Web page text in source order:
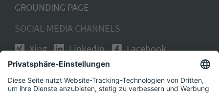
GROUNDING PAGE
SOCIAL MEDIA CHANNELS
Xing
LinkedIn
Facebook
Instagram